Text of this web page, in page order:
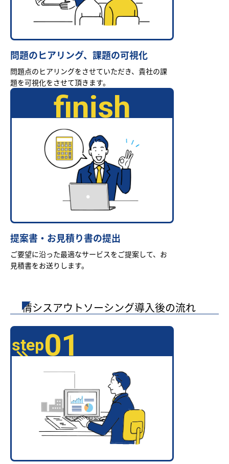
問題のヒアリング、課題の可視化
問題点のヒアリングをさせていただき、貴社の課
題を可視化をさせて頂きます。
finish
提案書・お見積り書の提出
ご要望に沿った最適なサービスをご提案して、お
見積書をお送りします。
情シスアウトソーシング導入後の流れ
step01